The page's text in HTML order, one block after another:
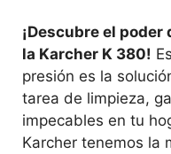
¡Descubre el
la Karcher K 380!
presión es la
tarea de limpieza,
impecables en tu
Karcher tenemos la